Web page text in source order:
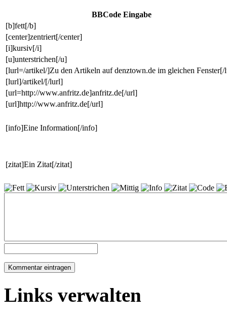
BBCode Eingabe
[b]fett[/b]
[center]zentriert[/center]
[i]kursiv[/i]
[u]unterstrichen[/u]
[lurl=/artikel/]Zu den Artikeln auf denztown.de im gleichen
[lurl]/artikel/[/lurl]
[url=http://www.anfritz.de]anfritz.de[/url]
[url]http://www.anfritz.de[/url]
[info]Eine Information[/info]
[zitat]Ein Zitat[/zitat]
Links verwalten